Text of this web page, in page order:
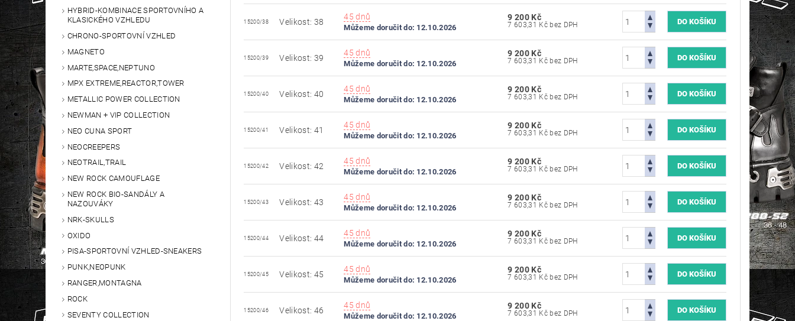
HYBRID-KOMBINACE SPORTOVNÍHO A
KLASICKÉHO VZHLEDU
CHRONO-SPORTOVNÍ VZHLED
MAGNETO
MARTE,SPACE,NEPTUNO
MPX EXTREME,REACTOR,TOWER
METALLIC POWER COLLECTION
NEWMAN + VIP COLLECTION
NEO CUNA SPORT
NEOCREEPERS
NEOTRAIL,TRAIL
NEW ROCK CAMOUFLAGE
NEW ROCK BIO-SANDÁLY A
NAZOUVÁKY
NRK-SKULLS
OXIDO
PISA-SPORTOVNÍ VZHLED-SNEAKERS
PUNK,NEOPUNK
RANGER,MONTAGNA
ROCK
SEVENTY COLLECTION
15200/38 Velikost: 38
45 dnů
Můžeme doručit do: 12.10.2026
9 200 Kč
7 603,31 Kč bez DPH
15200/39 Velikost: 39
45 dnů
Můžeme doručit do: 12.10.2026
9 200 Kč
7 603,31 Kč bez DPH
15200/40 Velikost: 40
45 dnů
Můžeme doručit do: 12.10.2026
9 200 Kč
7 603,31 Kč bez DPH
15200/41 Velikost: 41
45 dnů
Můžeme doručit do: 12.10.2026
9 200 Kč
7 603,31 Kč bez DPH
15200/42 Velikost: 42
45 dnů
Můžeme doručit do: 12.10.2026
9 200 Kč
7 603,31 Kč bez DPH
15200/43 Velikost: 43
45 dnů
Můžeme doručit do: 12.10.2026
9 200 Kč
7 603,31 Kč bez DPH
15200/44 Velikost: 44
45 dnů
Můžeme doručit do: 12.10.2026
9 200 Kč
7 603,31 Kč bez DPH
15200/45 Velikost: 45
45 dnů
Můžeme doručit do: 12.10.2026
9 200 Kč
7 603,31 Kč bez DPH
15200/46 Velikost: 46
45 dnů
Můžeme doručit do: 12.10.2026
9 200 Kč
7 603,31 Kč bez DPH